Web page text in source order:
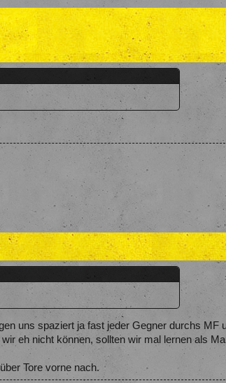
uns spaziert ja fast jeder Gegner durchs MF
eh nicht können, sollten wir mal lernen als
Tore vorne nach.